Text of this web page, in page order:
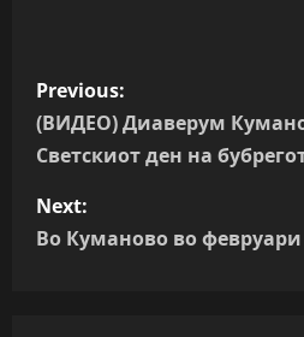
P
o
t
Previous:
(ВИДЕО) Диаверум
Светскиот ден на
Next:
Во Куманово во